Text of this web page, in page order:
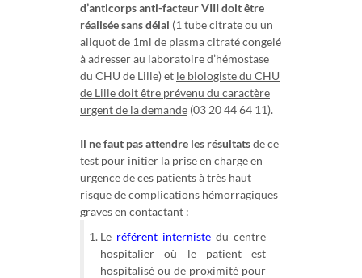
d’anticorps anti-facteur VIII doit être
réalisée sans délai (1 tube citrate ou un
aliquot de 1ml de plasma citraté congelé
à adresser au laboratoire d’hémostase
du CHU de Lille) et le biologiste du CHU
de Lille doit être prévenu du caractère
urgent de la demande (03 20 44 64 11).
Il ne faut pas attendre les résultatsde ce
test pour initier la prise en charge en
urgence de ces patients à très haut
risque de complications hémorragiques
gravesen contactant :
Le référent interniste du centre
hospitalier où le patient est
hospitalisé ou de proximité pour